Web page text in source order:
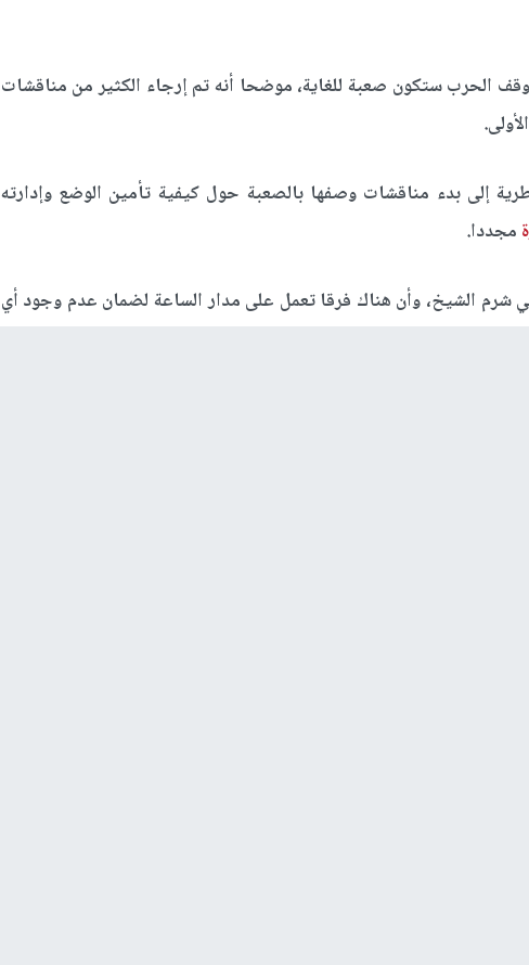
وقف الحرب ستكون صعبة للغاية، موضحا أنه تم إرجاء الكثير من مناقشات
إلى بدء مناقشات وصفها بالصعبة حول كيفية تأمين الوضع وإدارته
مجددا.
شرم الشيخ، وأن هناك فرقا تعمل على مدار الساعة لضمان عدم وجود أي